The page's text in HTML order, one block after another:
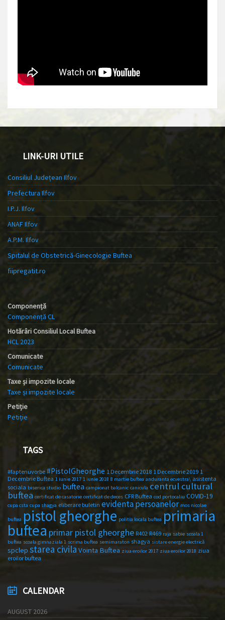
LINK-URI UTILE
Consiliul Județean Ilfov
Prefectura Ilfov
I.P.J. Ilfov
ANAF Ilfov
A.P.M. Ilfov
Spitalul de Obstetrică-Ginecologie Buftea
fiipregatit.ro
Componență
Componență CL
Hotărâri Consiliul Local Buftea
HCL 2023
Comunicate
Comunicate
Taxe și impozite locale
Taxe și impozite locale
Petiție
Petiție
TAGS
#faptenuvorbe #PistolGheorghe 1 Decembrie 2018 1 Decembrie 2019 1
Decembrie Buftea 1 iunie 2017 1 iunie 2018 8 martie buftea anduranta ecvestra\ asistenta
sociala biserica studio buftea campionat balcanic canicula centrul cultural
buftea certificat de casatorie certificat de deces CFR Buftea cod portocaliu COVID-19
cupa csta cupa shagya eliberare buletin evidenta persoanelor mos nicolae
buftea pistol gheorghe politia locala buftea primaria
buftea primar pistol gheorghe R402 R469 raja sabie scoala 1
buftea scoala gimnaziala 1 scrima buftea semimaraton shagya sistare energie electrică
spclep starea civila Vointa Buftea ziua eroilor 2017 ziua eroilor 2018 ziua
eroilor buftea
CALENDAR
AUGUST 2026